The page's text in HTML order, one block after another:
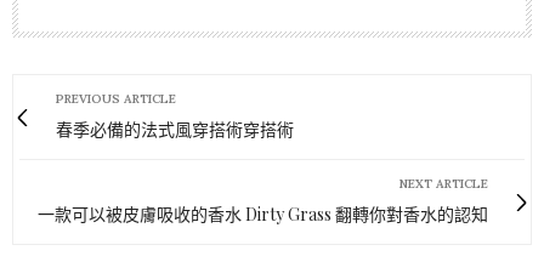
PREVIOUS ARTICLE
春季必備的法式風穿搭術穿搭術
NEXT ARTICLE
一款可以被皮膚吸收的香水 Dirty Grass 翻轉你對香水的認知